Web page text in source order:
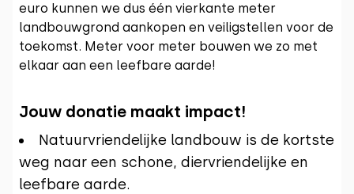
euro kunnen we dus één vierkante meter
landbouwgrond aankopen en veiligstellen voor de
toekomst. Meter voor meter bouwen we zo met
elkaar aan een leefbare aarde!
Jouw donatie maakt impact!
Natuurvriendelijke landbouw is de kortste
weg naar een schone, diervriendelijke en
leefbare aarde.